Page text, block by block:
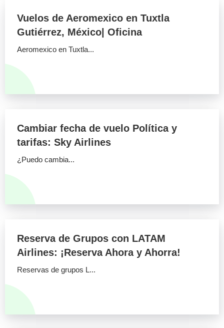
Vuelos de Aeromexico en Tuxtla
Gutiérrez, México| Oficina
Aeromexico en Tuxtla...
Cambiar fecha de vuelo Política y
tarifas: Sky Airlines
¿Puedo cambia...
Reserva de Grupos con LATAM
Airlines: ¡Reserva Ahora y Ahorra!
Reservas de grupos L...